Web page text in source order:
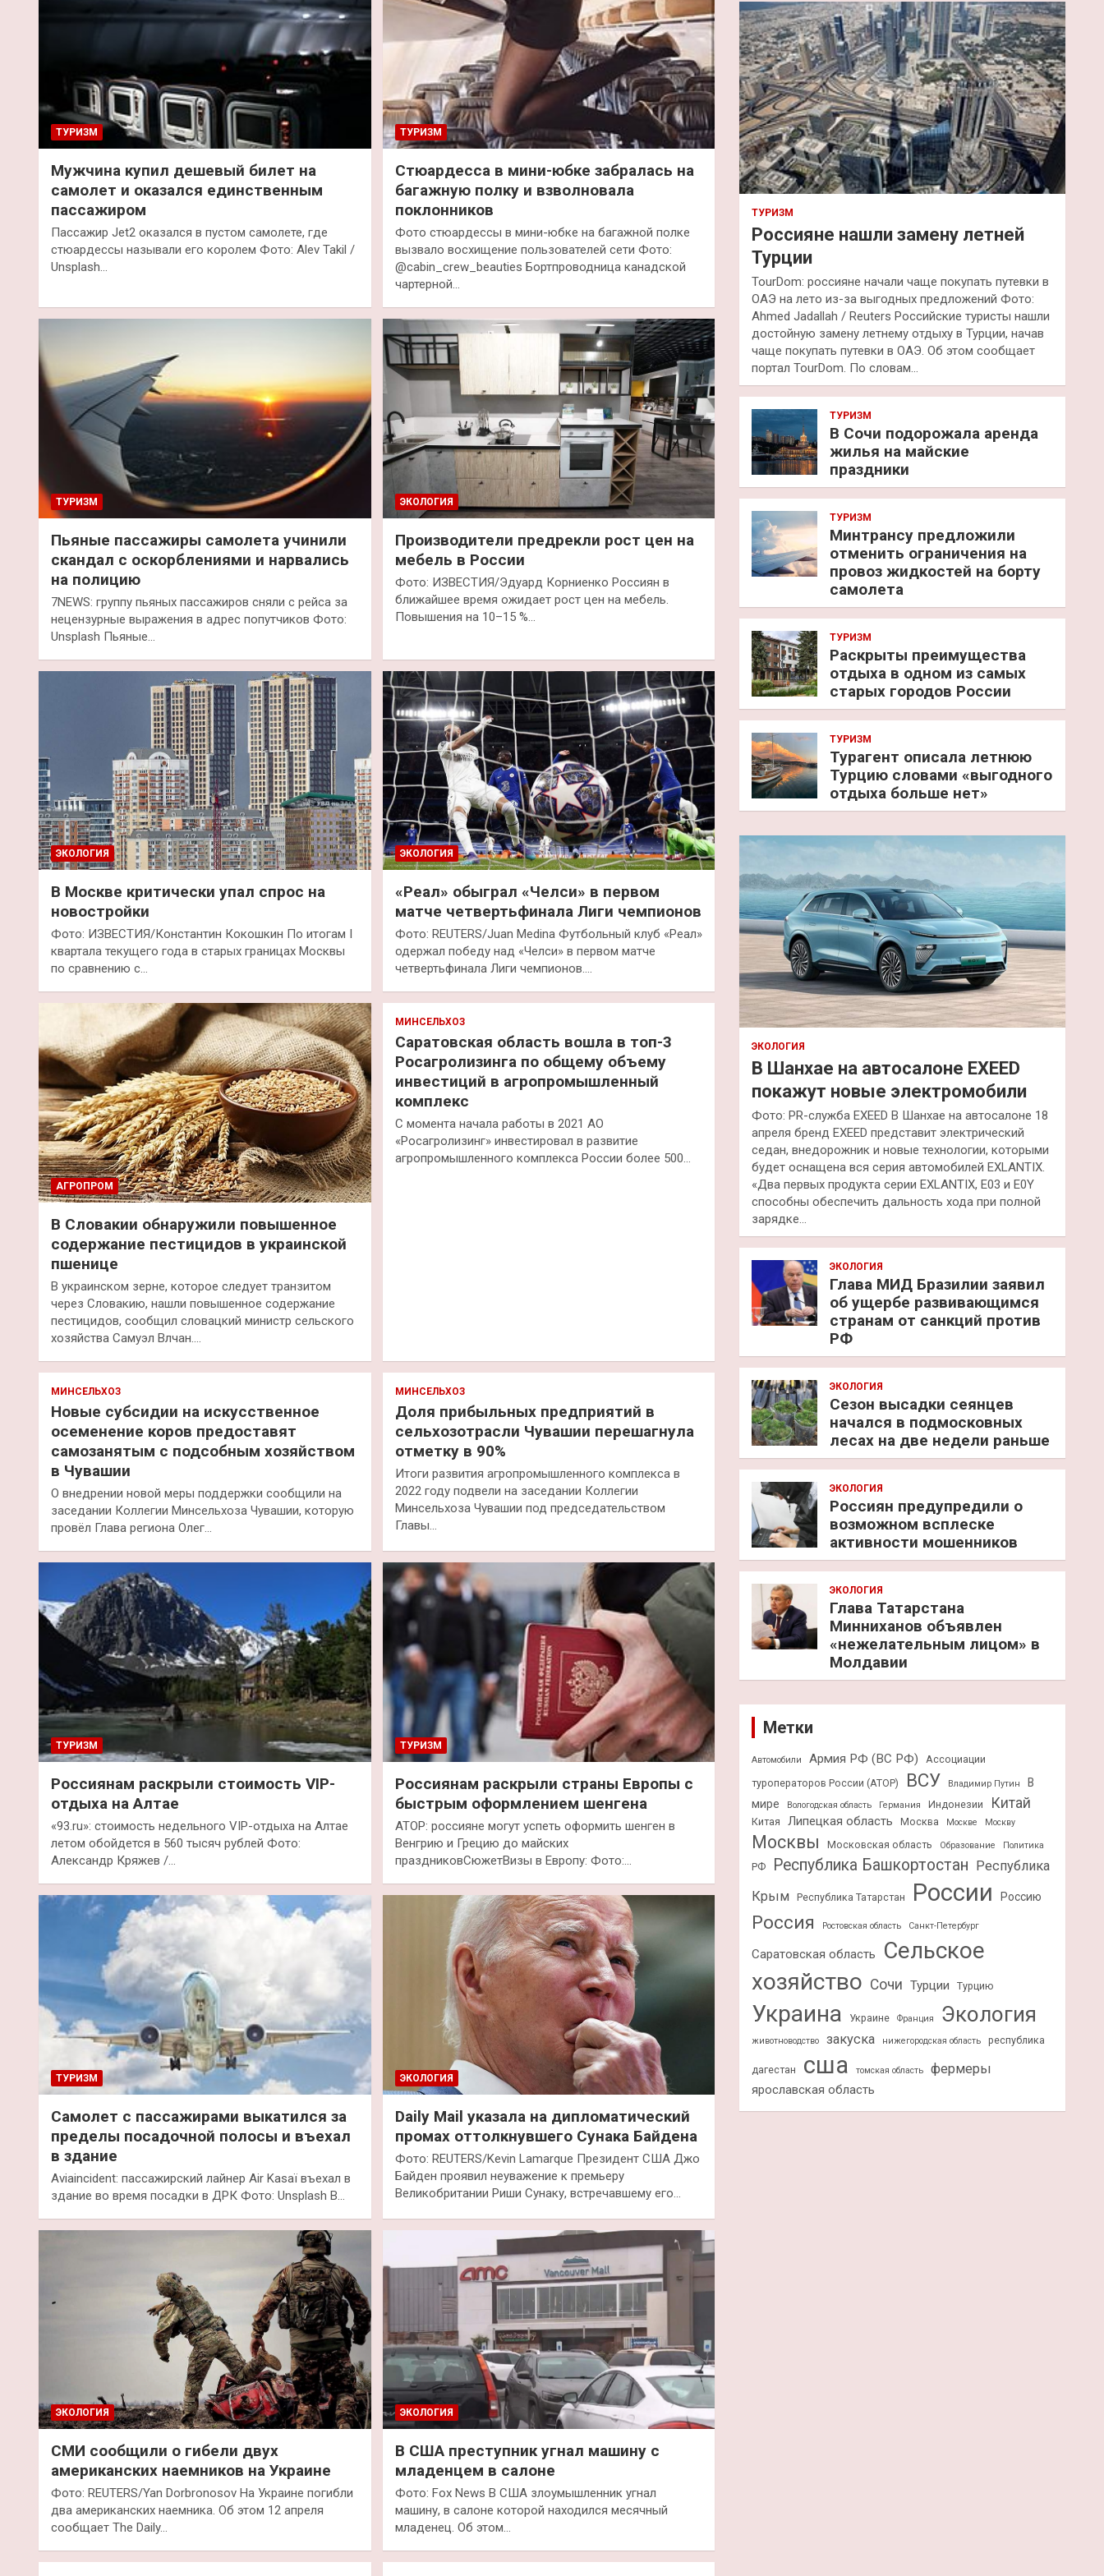
ТУРИЗМ
Мужчина купил дешевый билет на
самолет и оказался единственным
пассажиром
Пассажир Jet2 оказался в пустом самолете, где
стюардессы называли его королем Фото: Alev Takil /
Unsplash…
ТУРИЗМ
Стюардесса в мини-юбке забралась на
багажную полку и взволновала
поклонников
Фото стюардессы в мини-юбке на багажной полке
вызвало восхищение пользователей сети Фото:
@cabin_crew_beauties Бортпроводница канадской
чартерной…
ТУРИЗМ
Пьяные пассажиры самолета учинили
скандал с оскорблениями и нарвались
на полицию
7NEWS: группу пьяных пассажиров сняли с рейса за
нецензурные выражения в адрес попутчиков Фото:
Unsplash Пьяные…
ЭКОЛОГИЯ
Производители предрекли рост цен на
мебель в России
Фото: ИЗВЕСТИЯ/Эдуард Корниенко Россиян в
ближайшее время ожидает рост цен на мебель.
Повышения на 10–15 %…
ЭКОЛОГИЯ
В Москве критически упал спрос на
новостройки
Фото: ИЗВЕСТИЯ/Константин Кокошкин По итогам I
квартала текущего года в старых границах Москвы
по сравнению с…
ЭКОЛОГИЯ
«Реал» обыграл «Челси» в первом
матче четвертьфинала Лиги чемпионов
Фото: REUTERS/Juan Medina Футбольный клуб «Реал»
одержал победу над «Челси» в первом матче
четвертьфинала Лиги чемпионов.…
АГРОПРОМ
В Словакии обнаружили повышенное
содержание пестицидов в украинской
пшенице
В украинском зерне, которое следует транзитом
через Словакию, нашли повышенное содержание
пестицидов, сообщил словацкий министр сельского
хозяйства Самуэл Влчан.…
МИНСЕЛЬХОЗ
Саратовская область вошла в топ-3
Росагролизинга по общему объему
инвестиций в агропромышленный
комплекс
С момента начала работы в 2021 АО
«Росагролизинг» инвестировал в развитие
агропромышленного комплекса России более 500…
МИНСЕЛЬХОЗ
Новые субсидии на искусственное
осеменение коров предоставят
самозанятым с подсобным хозяйством
в Чувашии
О внедрении новой меры поддержки сообщили на
заседании Коллегии Минсельхоза Чувашии, которую
провёл Глава региона Олег…
МИНСЕЛЬХОЗ
Доля прибыльных предприятий в
сельхозотрасли Чувашии перешагнула
отметку в 90%
Итоги развития агропромышленного комплекса в
2022 году подвели на заседании Коллегии
Минсельхоза Чувашии под председательством
Главы…
ТУРИЗМ
Россиянам раскрыли стоимость VIP-
отдыха на Алтае
«93.ru»: стоимость недельного VIP-отдыха на Алтае
летом обойдется в 560 тысяч рублей Фото:
Александр Кряжев /…
ТУРИЗМ
Россиянам раскрыли страны Европы с
быстрым оформлением шенгена
АТОР: россияне могут успеть оформить шенген в
Венгрию и Грецию до майских
праздниковСюжетВизы в Европу: Фото:…
ТУРИЗМ
Самолет с пассажирами выкатился за
пределы посадочной полосы и въехал
в здание
Aviaincident: пассажирский лайнер Air Kasaï въехал в
здание во время посадки в ДРК Фото: Unsplash В…
ЭКОЛОГИЯ
Daily Mail указала на дипломатический
промах оттолкнувшего Сунака Байдена
Фото: REUTERS/Kevin Lamarque Президент США Джо
Байден проявил неуважение к премьеру
Великобритании Риши Сунаку, встречавшему его…
ЭКОЛОГИЯ
СМИ сообщили о гибели двух
американских наемников на Украине
Фото: REUTERS/Yan Dorbronosov На Украине погибли
два американских наемника. Об этом 12 апреля
сообщает The Daily…
ЭКОЛОГИЯ
В США преступник угнал машину с
младенцем в салоне
Фото: Fox News В США злоумышленник угнал
машину, в салоне которой находился месячный
младенец. Об этом…
к
ТУРИЗМ
Россияне нашли замену летней
Турции
TourDom: россияне начали чаще покупать путевки в
ОАЭ на лето из-за выгодных предложений Фото:
Ahmed Jadallah / Reuters Российские туристы нашли
достойную замену летнему отдыху в Турции, начав
чаще покупать путевки в ОАЭ. Об этом сообщает
портал TourDom. По словам…
ТУРИЗМ
В Сочи подорожала аренда
жилья на майские
праздники
ТУРИЗМ
Минтрансу предложили
отменить ограничения на
провоз жидкостей на борту
самолета
ТУРИЗМ
Раскрыты преимущества
отдыха в одном из самых
старых городов России
ТУРИЗМ
Турагент описала летнюю
Турцию словами «выгодного
отдыха больше нет»
ЭКОЛОГИЯ
В Шанхае на автосалоне EXEED
покажут новые электромобили
Фото: PR-служба EXEED В Шанхае на автосалоне 18
апреля бренд EXEED представит электрический
седан, внедорожник и новые технологии, которыми
будет оснащена вся серия автомобилей EXLANTIX.
«Два первых продукта серии EXLANTIX, E03 и E0Y
способны обеспечить дальность хода при полной
зарядке…
ЭКОЛОГИЯ
Глава МИД Бразилии заявил
об ущербе развивающимся
странам от санкций против
РФ
ЭКОЛОГИЯ
Сезон высадки сеянцев
начался в подмосковных
лесах на две недели раньше
ЭКОЛОГИЯ
Россиян предупредили о
возможном всплеске
активности мошенников
ЭКОЛОГИЯ
Глава Татарстана
Минниханов объявлен
«нежелательным лицом» в
Молдавии
Метки
Автомобили Армия РФ (ВС РФ)
Ассоциации
туроператоров России (АТОР)
ВСУ Владимир Путин
В
мире
Вологодская область Германия Индонезии Китай
Китая Липецкая область Москва Москве Москву
Москвы Московская область Образование Политика
РФ Республика Башкортостан Республика
Крым
Республика Татарстан России Россию
Россия Ростовская область Санкт-Петербург
Саратовская область
Сельское
хозяйство Сочи Турции Турцию
Украина Украине Франция Экология
животноводство закуска нижегородская область республика
дагестан сша томская область фермеры
ярославская область